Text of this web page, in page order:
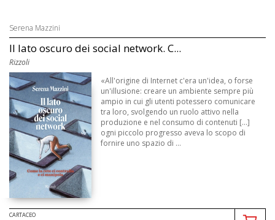
Serena Mazzini
Il lato oscuro dei social network. C...
Rizzoli
«All'origine di Internet c'era un'idea, o forse
un'illusione: creare un ambiente sempre più
ampio in cui gli utenti potessero comunicare
tra loro, svolgendo un ruolo attivo nella
produzione e nel consumo di contenuti [...]
ogni piccolo progresso aveva lo scopo di
fornire uno spazio di ...
CARTACEO